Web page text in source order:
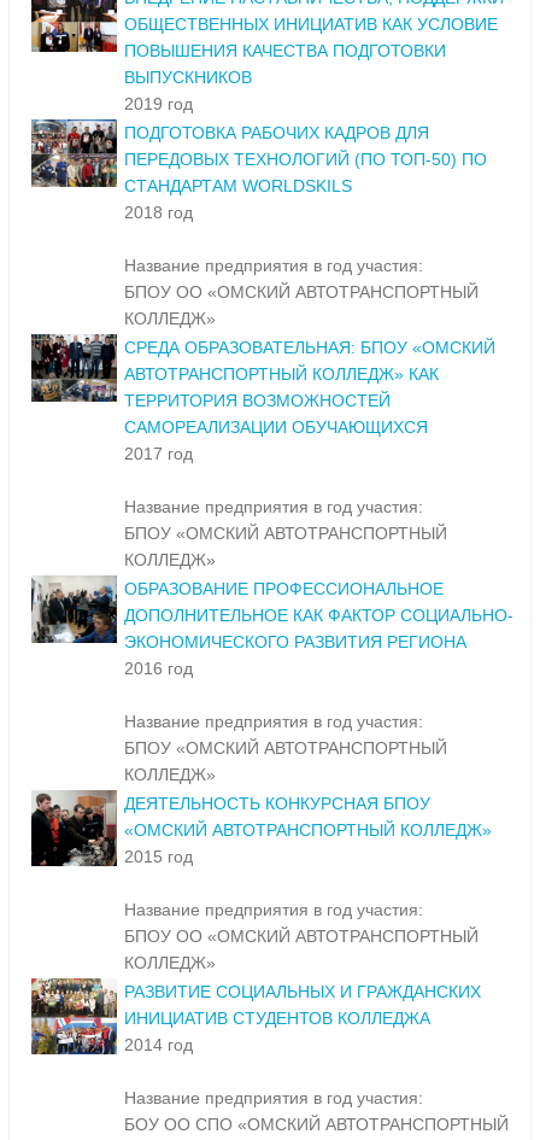
ОБЩЕСТВЕННЫХ ИНИЦИАТИВ КАК УСЛОВИЕ
ПОВЫШЕНИЯ КАЧЕСТВА ПОДГОТОВКИ
ВЫПУСКНИКОВ
2019 год
ПОДГОТОВКА РАБОЧИХ КАДРОВ ДЛЯ
ПЕРЕДОВЫХ ТЕХНОЛОГИЙ (ПО ТОП-50) ПО
СТАНДАРТАМ WORLDSKILS
2018 год
Название предприятия в год участия:
БПОУ ОО «ОМСКИЙ АВТОТРАНСПОРТНЫЙ
КОЛЛЕДЖ»
СРЕДА ОБРАЗОВАТЕЛЬНАЯ: БПОУ «ОМСКИЙ
АВТОТРАНСПОРТНЫЙ КОЛЛЕДЖ» КАК
ТЕРРИТОРИЯ ВОЗМОЖНОСТЕЙ
САМОРЕАЛИЗАЦИИ ОБУЧАЮЩИХСЯ
2017 год
Название предприятия в год участия:
БПОУ «ОМСКИЙ АВТОТРАНСПОРТНЫЙ
КОЛЛЕДЖ»
ОБРАЗОВАНИЕ ПРОФЕССИОНАЛЬНОЕ
ДОПОЛНИТЕЛЬНОЕ КАК ФАКТОР СОЦИАЛЬНО-
ЭКОНОМИЧЕСКОГО РАЗВИТИЯ РЕГИОНА
2016 год
Название предприятия в год участия:
БПОУ «ОМСКИЙ АВТОТРАНСПОРТНЫЙ
КОЛЛЕДЖ»
ДЕЯТЕЛЬНОСТЬ КОНКУРСНАЯ БПОУ
«ОМСКИЙ АВТОТРАНСПОРТНЫЙ КОЛЛЕДЖ»
2015 год
Название предприятия в год участия:
БПОУ ОО «ОМСКИЙ АВТОТРАНСПОРТНЫЙ
КОЛЛЕДЖ»
РАЗВИТИЕ СОЦИАЛЬНЫХ И ГРАЖДАНСКИХ
ИНИЦИАТИВ СТУДЕНТОВ КОЛЛЕДЖА
2014 год
Название предприятия в год участия:
БОУ ОО СПО «ОМСКИЙ АВТОТРАНСПОРТНЫЙ